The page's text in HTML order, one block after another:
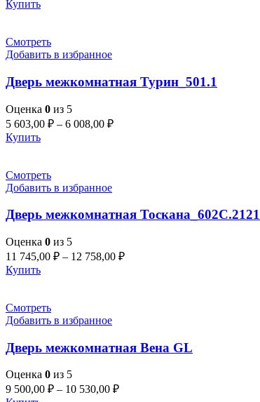
Купить
Смотреть
Добавить в избранное
Дверь межкомнатная Турин_501.1
Оценка 0 из 5
5 603,00 ₽ – 6 008,00 ₽
Купить
Смотреть
Добавить в избранное
Дверь межкомнатная Тоскана_602С.2121
Оценка 0 из 5
11 745,00 ₽ – 12 758,00 ₽
Купить
Смотреть
Добавить в избранное
Дверь межкомнатная Вена GL
Оценка 0 из 5
9 500,00 ₽ – 10 530,00 ₽